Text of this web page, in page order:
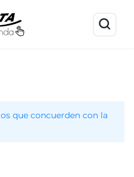
que concuerden con la